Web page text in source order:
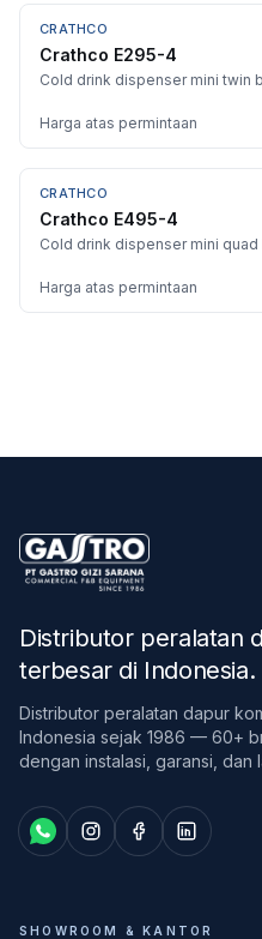
CRATHCO
Crathco E295-4
Cold drink dispenser mini twin
Harga atas permintaan
CRATHCO
Crathco E495-4
Cold drink dispenser mini
Harga atas permintaan
Distributor peralatan
terbesar di Indonesia.
Distributor peralatan dapur
Indonesia sejak 1986 — 60+
dengan instalasi, garansi, dan
SHOWROOM & KANTOR